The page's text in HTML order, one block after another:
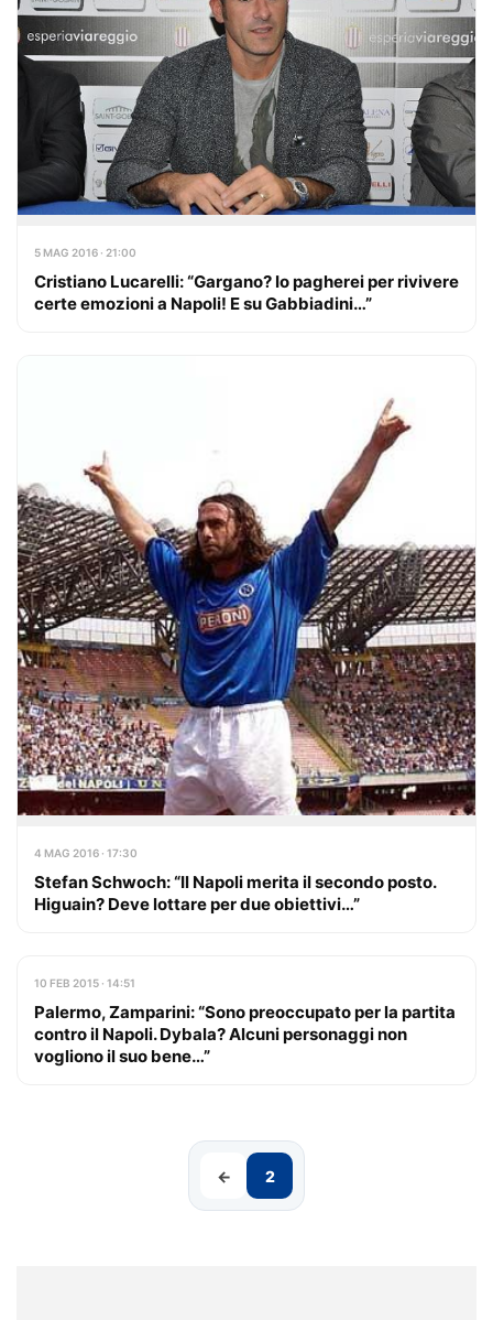
5 MAG 2016 · 21:00
Cristiano Lucarelli: “Gargano? Io pagherei per rivivere
certe emozioni a Napoli! E su Gabbiadini…”
4 MAG 2016 · 17:30
Stefan Schwoch: “Il Napoli merita il secondo posto.
Higuain? Deve lottare per due obiettivi…”
10 FEB 2015 · 14:51
Palermo, Zamparini: “Sono preoccupato per la partita
contro il Napoli. Dybala? Alcuni personaggi non
vogliono il suo bene…”
← 2